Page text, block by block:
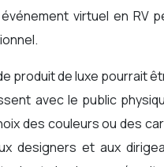
virtuel en RV
produit de luxe pourrait
avec le public
des couleurs ou des
designers et aux